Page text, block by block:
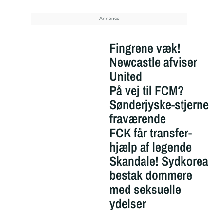
Fingrene væk!
Newcastle afviser
United
På vej til FCM?
Sønderjyske-stjerne
fraværende
FCK får transfer-
hjælp af legende
Skandale! Sydkorea
bestak dommere
med seksuelle
ydelser